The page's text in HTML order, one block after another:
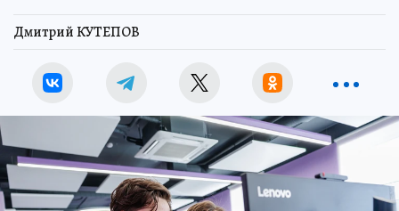
Дмитрий КУТЕПОВ